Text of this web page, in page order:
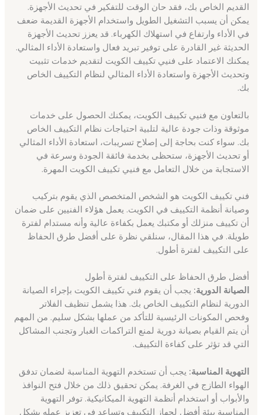
القديم الخاص بك، فقد حان الوقت للتفكير في تحديث الأجهزة.
يمكن أن يسبب التشغيل الطويل واستخدام الأجهزة القديمة ضعف
في الأداء وارتفاع في استهلاك الكهرباء. قد يعزز تحديث الأجهزة
الحديثة غير القادرة على توفير تبريد فعال واستعادة الأداء المثالي.
يمكنك الاعتماد على فنيي تكييف الكويت لتقديم خدمات تثبيت
وتحديث الأجهزة واستعادة الأداء المثالي لنظام التكييف الخاص
بك.
بالتعاون مع فنيي تكييف الكويت، يمكنك الحصول على خدمات
موثوقة وذات جودة عالية لتلبية احتياجات نظام التكييف الخاص
بك. سواء كنت بحاجة إلى إصلاح تسريبات، استعادة الأداء المثالي
أو تحديث الأجهزة، ستحظى بخدمة فائقة الجودة وسرعة في
الاستجابة من خلال التعامل مع فنيي تكييف الكويت المهرة.
فني تكييف الكويت هو الشخص المتخصص الذي يقوم بتركيب
وصيانة أنظمة التكييف في الكويت. يعمل هؤلاء الفنيين على ضمان
أن تكييف منزلك أو مكتبك يعمل بكفاءة عالية وأنه مستدام لفترة
طويلة. في هذا المقال، سنلقي نظرة على أفضل طرق الحفاظ
على التكييف لفترة أطول.
أفضل طرق الحفاظ على التكييف لفترة أطول
الصيانة الدورية: يجب أن يقوم فني تكييف الكويت بإجراء الصيانة
الدورية لنظام التكييف الخاص بك. هذا يشمل تنظيف الفلاتر
وفحص المكونات الرئيسية للتأكد من عملها بشكل سليم. من المهم
أن يتم القيام بصيانة دورية لمنع التراكمات الغبار وتجنب المشاكل
التي قد تؤثر على كفاءة التكييف.
التهوية المناسبة: يجب أن تستخدم التهوية المناسبة لضمان تدفق
الهواء الطازج في الغرفة. يمكن تحقيق ذلك من خلال فتح النوافذ
والأبواب أو استخدام أنظمة التهوية الميكانيكية. توفر التهوية
المناسبة بيئة أفضل لجهاز التكييف وتساعد في تعزيز عمله بشكل